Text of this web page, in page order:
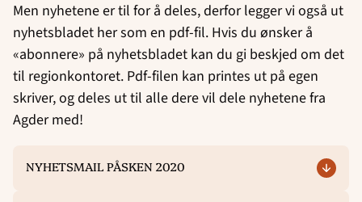
Men nyhetene er til for å deles, derfor legger vi også ut
nyhetsbladet her som en pdf-fil. Hvis du ønsker å
«abonnere» på nyhetsbladet kan du gi beskjed om det
til regionkontoret. Pdf-filen kan printes ut på egen
skriver, og deles ut til alle dere vil dele nyhetene fra
Agder med!
NYHETSMAIL PÅSKEN 2020